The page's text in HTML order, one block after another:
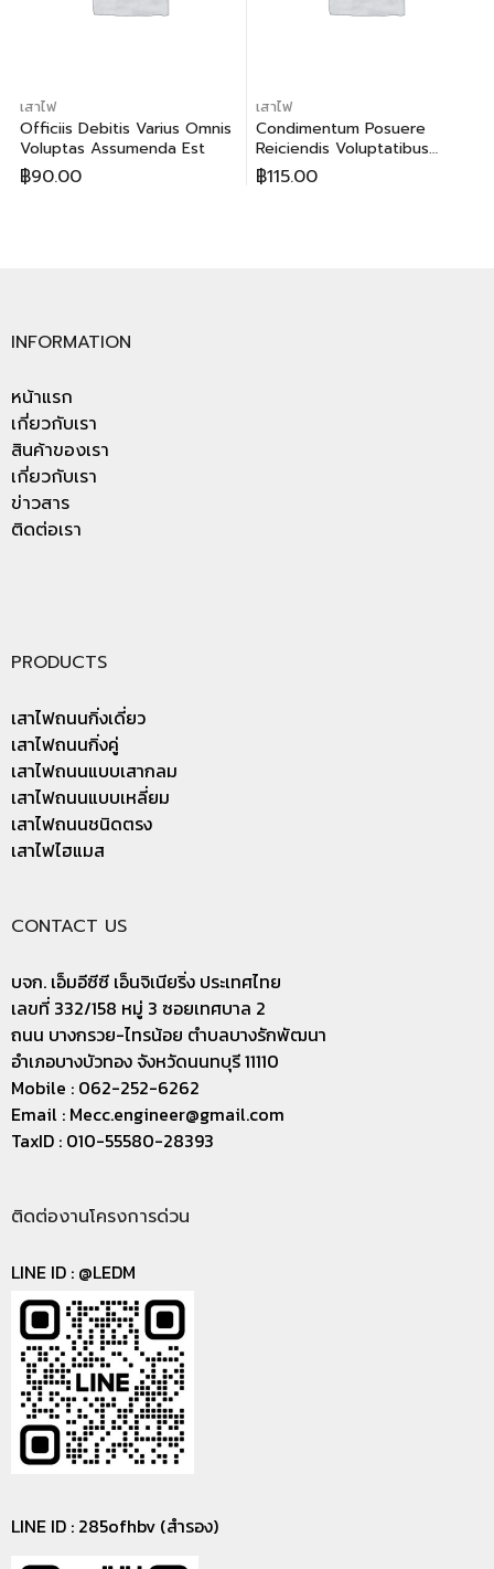
เสาไฟ
Officiis Debitis Varius Omnis
Voluptas Assumenda Est
฿90.00
เสาไฟ
Condimentum Posuere
Reiciendis Voluptatibus
Maiores
฿115.00
INFORMATION
หน้าแรก
เกี่ยวกับเรา
สินค้าของเรา
เกี่ยวกับเรา
ข่าวสาร
ติดต่อเรา
PRODUCTS
เสาไฟถนนกิ่งเดี่ยว
เสาไฟถนนกิ่งคู่
เสาไฟถนนแบบเสากลม
เสาไฟถนนแบบเหลี่ยม
เสาไฟถนนชนิดตรง
เสาไฟไฮแมส
CONTACT US
บจก. เอ็มอีซีซี เอ็นจิเนียริ่ง ประเทศไทย
เลขที่ 332/158 หมู่ 3 ซอยเทศบาล 2
ถนน บางกรวย-ไทรน้อย ตำบลบางรักพัฒนา
อำเภอบางบัวทอง จังหวัดนนทบุรี 11110
Mobile : 062-252-6262
Email : Mecc.engineer@gmail.com
TaxID : 010-55580-28393
ติดต่องานโครงการด่วน
LINE ID : @LEDM
LINE ID : 285ofhbv (สำรอง)